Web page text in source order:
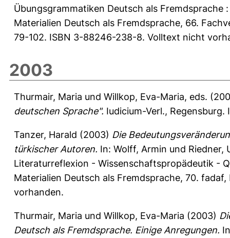
Übungsgrammatiken Deutsch als
Materialien Deutsch als Fremdsprache, 66.
79-102. ISBN 3-88246-238-8. Volltext nicht
2003
Thurmair, Maria und Willkop, Eva-Maria, eds.
deutschen Sprache". Iudicium-Verl.,
Tanzer, Harald (2003) Die
türkischer Autoren. In: Wolff, Armin und Riedner,
Literaturreflexion - Wissenschaftspropädeutik -
Materialien Deutsch als Fremdsprache, 70.
vorhanden.
Thurmair, Maria und Willkop, Eva-Maria (2003)
Deutsch als Fremdsprache. Einige Anregungen.